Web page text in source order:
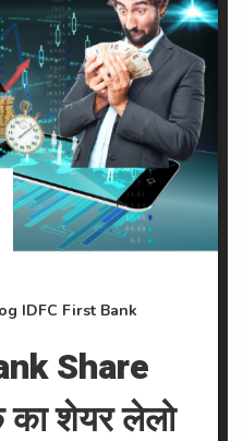
IDFC First Bank
Share
शेयर लेलो